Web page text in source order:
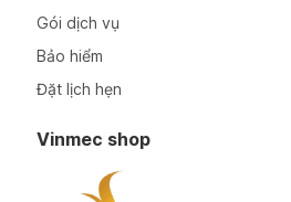
Gói dịch vụ
Bảo hiểm
Đặt lịch hẹn
Vinmec shop